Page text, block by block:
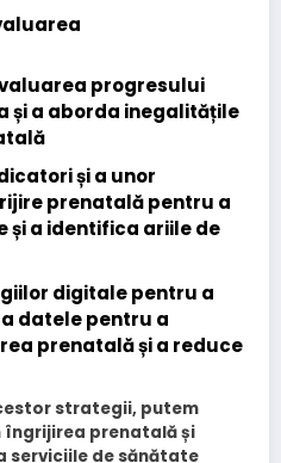
progresului
și a aborda inegalitățile
și a unor
prenatală pentru a
și a identifica ariile de
digitale pentru a
datele pentru a
prenatală și a reduce
strategii, putem
prenatală și
serviciile de sănătate